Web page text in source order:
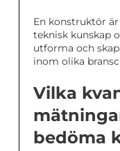
En konstruktör
teknisk kunskap
utforma och
inom olika
Vilka
bedöma